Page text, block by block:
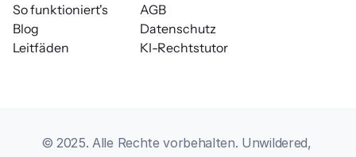
So funktioniert's
Blog
Leitfäden
AGB
KI-Rechtstutor
Datenschutz
© 2025. Alle Rechte vorbehalten. Unwildered,